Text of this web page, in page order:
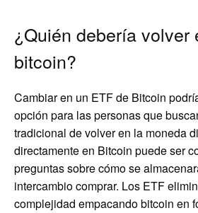
¿Quién debería volver
bitcoin?
Cambiar en un ETF de Bitcoin
opción para las personas que
tradicional de volver en la moneda
directamente en Bitcoin puede ser
preguntas sobre cómo se
intercambio comprar. Los ETF
complejidad empacando bitcoin en